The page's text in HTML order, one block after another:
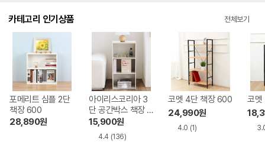
카테고리 인기상품 전체보기
포메리트 심플 2단
책장 600
28,890원
아이리스코리아 3
단 공간박스 책장 3
60
15,900원
4.4 (136)
코멧 4단 책장 600
24,990원
4.0 (1)
코멧